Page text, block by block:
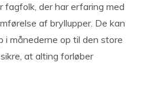
fagfolk, der har erfaring med
af bryllupper. De kan
i månederne op til den store
at alting forløber